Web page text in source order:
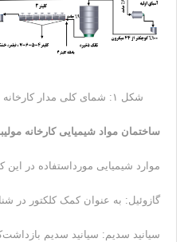
شکل ۱: شمای کلی مدار کارخانه مولیبدن مجتمع مس سرچشمه
ساختمان مواد شیمیایی کارخانه
موارد شیمیایی مورداستفاده در این
گازوئیل: به عنوان کمک کلکتور در
سیانید سدیم: سیانید سدیم